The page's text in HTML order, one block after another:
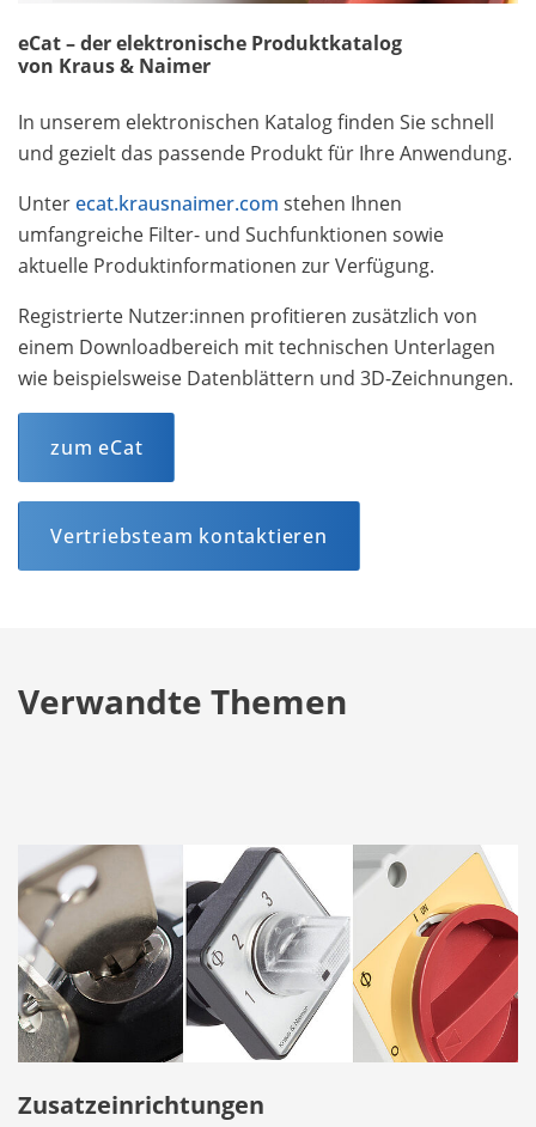
eCat – der elektronische Produktkatalog
von Kraus & Naimer
In unserem elektronischen Katalog finden Sie schnell
und gezielt das passende Produkt für Ihre Anwendung.
Unterecat.krausnaimer.com stehen Ihnen
umfangreiche Filter- und Suchfunktionen sowie
aktuelle Produktinformationen zur Verfügung.
Registrierte Nutzer:innen profitieren zusätzlich von
einem Downloadbereich mit technischen Unterlagen
wie beispielsweise Datenblättern und 3D-Zeichnungen.
zum eCat
Vertriebsteam kontaktieren
Verwandte Themen
Zusatzeinrichtungen